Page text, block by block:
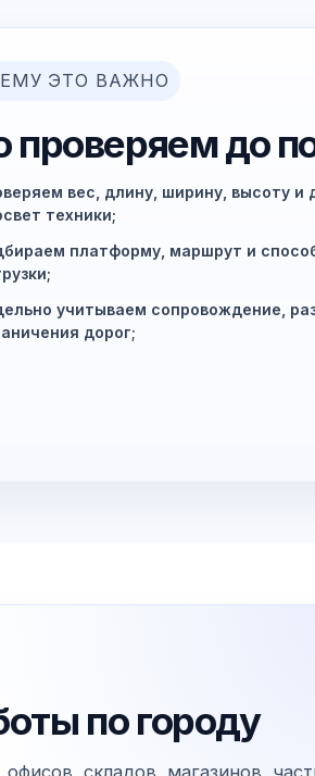
ЭТО ВАЖНО
проверяем до
вес, длину, ширину, высоту и
техники;
платформу, маршрут и
учитываем сопровождение,
дорог;
по городу
складов, магазинов,